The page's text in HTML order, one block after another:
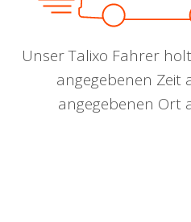
Unser Talixo Fahrer
angegebenen Zeit
angegebenen Ort